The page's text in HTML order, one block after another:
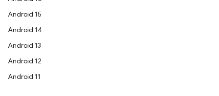
Android 15
Android 14
Android 13
Android 12
Android 11